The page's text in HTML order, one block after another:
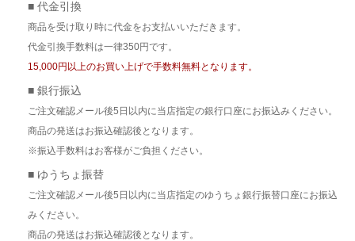
■ 代金引換
商品を受け取り時に代金をお支払いいただきます。
代金引換手数料は一律350円です。
15,000円以上のお買い上げで手数料無料となります。
■ 銀行振込
ご注文確認メール後5日以内に当店指定の銀行口座にお振込みください。
商品の発送はお振込確認後となります。
※振込手数料はお客様がご負担ください。
■ ゆうちょ振替
ご注文確認メール後5日以内に当店指定のゆうちょ銀行振替口座にお振込
みください。
商品の発送はお振込確認後となります。